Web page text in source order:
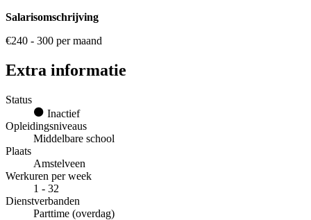
Salarisomschrijving
€240 - 300 per maand
Extra informatie
Status
Inactief
Opleidingsniveaus
Middelbare school
Plaats
Amstelveen
Werkuren per week
1 - 32
Dienstverbanden
Parttime (overdag)